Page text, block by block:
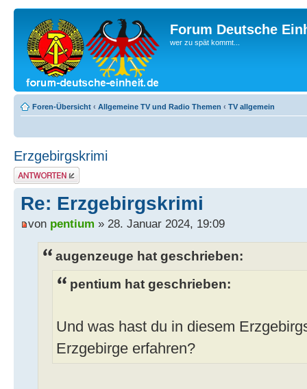
Forum Deutsche
wer zu spät kommt...
Foren-Übersicht ‹ Allgemeine TV und Radio Themen ‹ TV allgemein
Erzgebirgskrimi
Antwort erstellen
Re: Erzgebirgskrimi
von pentium » 28. Januar 2024, 19:09
augenzeuge hat geschrieben:
pentium hat geschrieben:
Und was hast du in diesem
Erzgebirge erfahren?